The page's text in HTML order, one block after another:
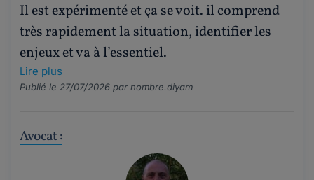
Il est expérimenté et ça se voit. il comprend
très rapidement la situation, identifier les
enjeux et va à l’essentiel.
Lire plus
Publié le 27/07/2026 par nombre.diyam
Avocat :